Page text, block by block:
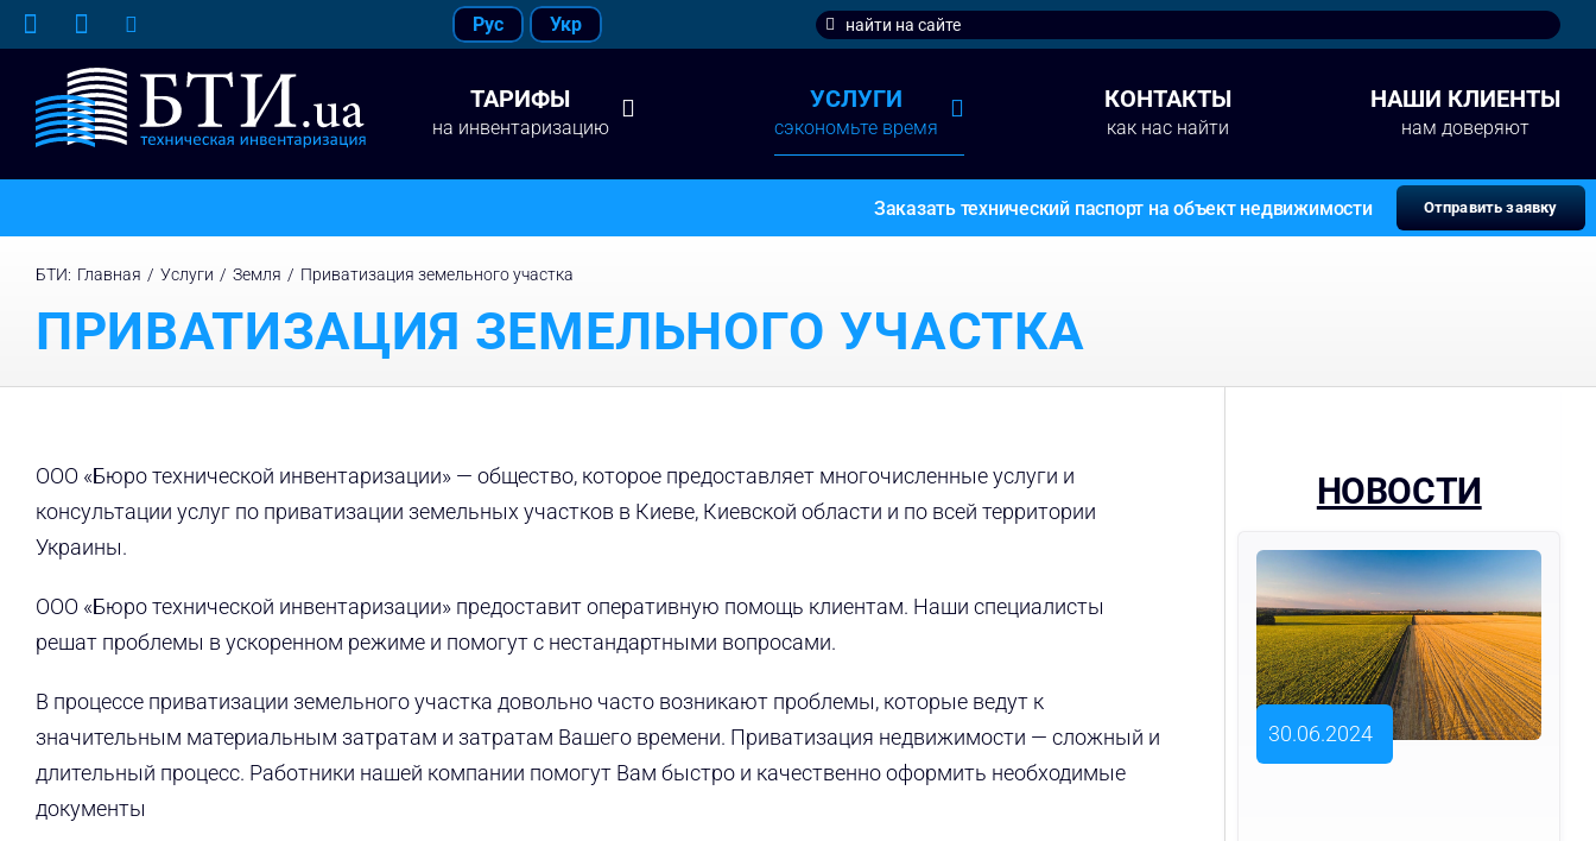
Skip
to
content
Рус Укр
Search
ТАРИФЫ
на инвентаризацию
УСЛУГИ
сэкономьте время
КОНТАКТЫ
как нас найти
НАШИ КЛИЕНТЫ
нам доверяют
Заказать технический паспорт на объект недвижимости Отправить заявку
БТИ: Главная / Услуги / Земля / Приватизация земельного участка
ПРИВАТИЗАЦИЯ ЗЕМЕЛЬНОГО УЧАСТКА
ООО «Бюро технической инвентаризации» — общество, которое предоставляет многочисленные услуги и
консультации услуг по приватизации земельных участков в Киеве, Киевской области и по всей территории
Украины.
ООО «Бюро технической инвентаризации» предоставит оперативную помощь клиентам. Наши специалисты
решат проблемы в ускоренном режиме и помогут с нестандартными вопросами.
В процессе приватизации земельного участка довольно часто возникают проблемы, которые ведут к
значительным материальным затратам и затратам Вашего времени. Приватизация недвижимости — сложный и
длительный процесс. Работники нашей компании помогут Вам быстро и качественно оформить необходимые
документы
НОВОСТИ
30.06.2024